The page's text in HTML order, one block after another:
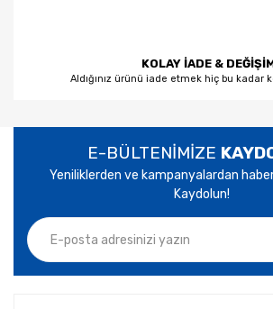
KOLAY İADE &
Aldığınız ürünü iade etmek hiç bu kadar
E-BÜLTENİMİZE
Yeniliklerden ve kampanyalardan
Kaydolun!